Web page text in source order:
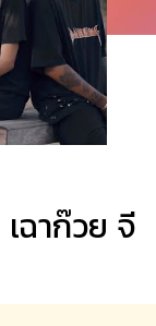
เฉาก๊วย จี